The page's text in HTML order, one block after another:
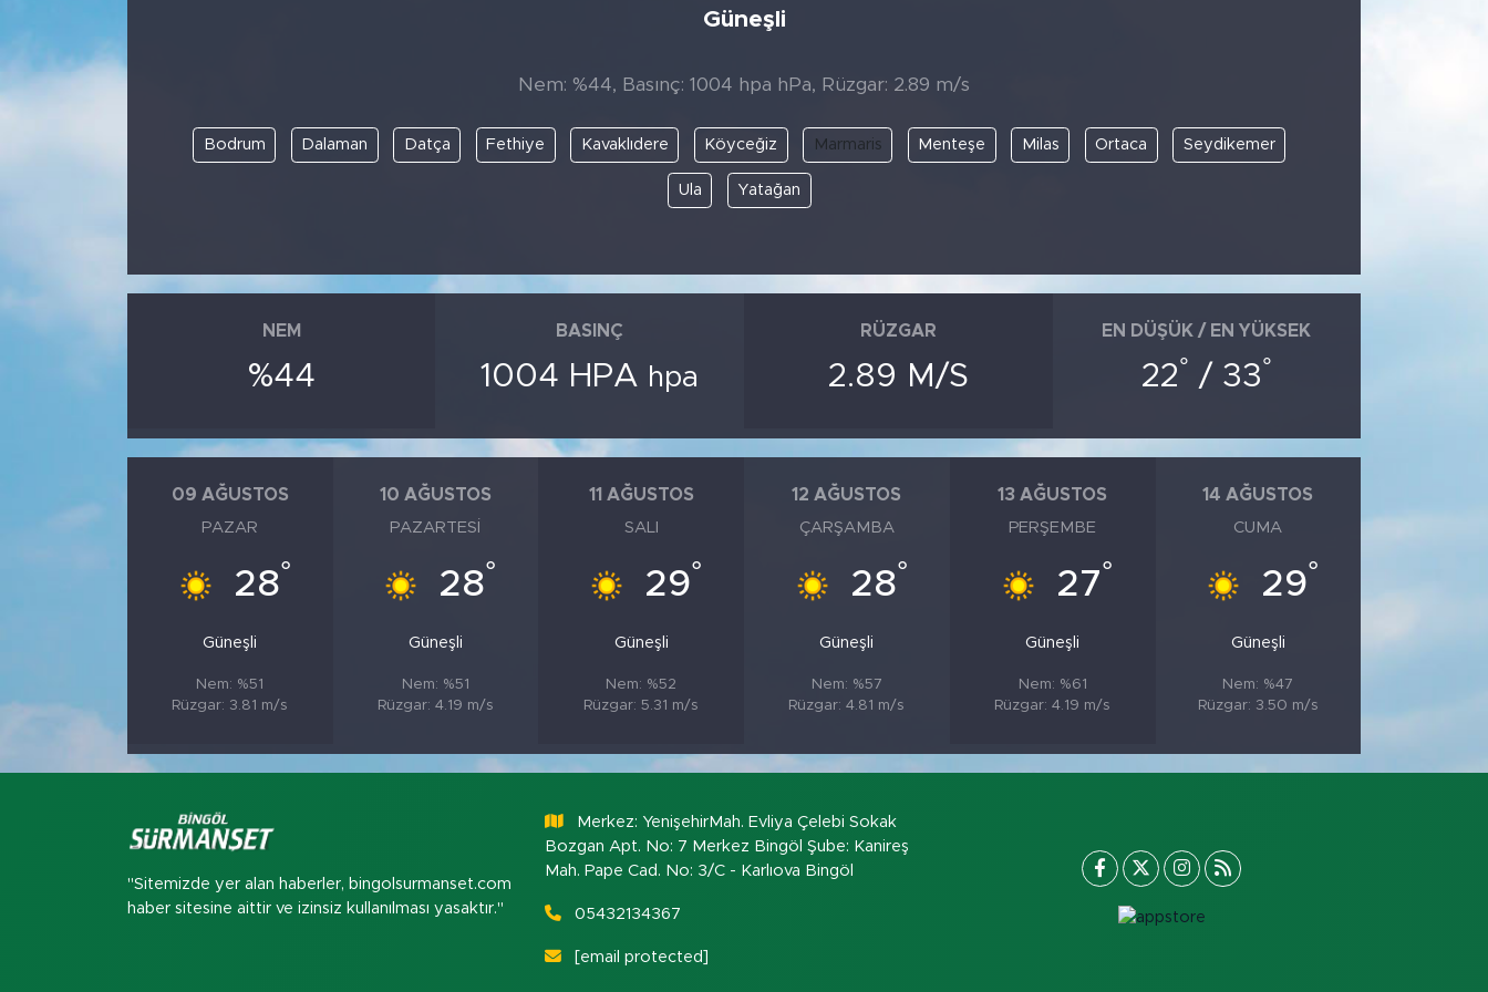
Güneşli
Nem: %44, Basınç: 1004 hpa hPa, Rüzgar: 2.89 m/s
Bodrum Dalaman Datça Fethiye Kavaklıdere Köyceğiz Marmaris Menteşe Milas Ortaca Seydikemer
Ula Yatağan
NEM
%44
BASINÇ
1004 HPA hpa
RÜZGAR
2.89 M/S
EN DÜŞÜK / EN YÜKSEK
22° / 33°
09 AĞUSTOS
PAZAR
28°
Güneşli
Nem: %51
Rüzgar: 3.81 m/s
10 AĞUSTOS
PAZARTESI
28°
Güneşli
Nem: %51
Rüzgar: 4.19 m/s
11 AĞUSTOS
SALI
29°
Güneşli
Nem: %52
Rüzgar: 5.31 m/s
12 AĞUSTOS
ÇARŞAMBA
28°
Güneşli
Nem: %57
Rüzgar: 4.81 m/s
13 AĞUSTOS
PERŞEMBE
27°
Güneşli
Nem: %61
Rüzgar: 4.19 m/s
14 AĞUSTOS
CUMA
29°
Güneşli
Nem: %47
Rüzgar: 3.50 m/s
"Sitemizde yer alan haberler, bingolsurmanset.com
haber sitesine aittir ve izinsiz kullanılması yasaktır."
Merkez: YenişehirMah. Evliya Çelebi Sokak
Bozgan Apt. No: 7 Merkez Bingöl Şube: Kanireş
Mah. Pape Cad. No: 3/C - Karlıova Bingöl
05432134367
[email protected]
Spor
Bingöl Kaza Haberleri